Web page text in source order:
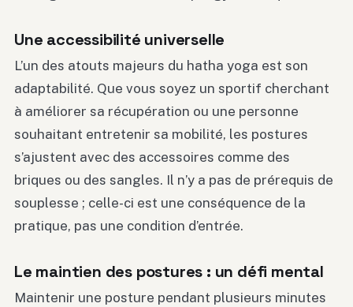
Une accessibilité universelle
L’un des atouts majeurs du hatha yoga est son
adaptabilité. Que vous soyez un sportif cherchant
à améliorer sa récupération ou une personne
souhaitant entretenir sa mobilité, les postures
s’ajustent avec des accessoires comme des
briques ou des sangles. Il n’y a pas de prérequis de
souplesse ; celle-ci est une conséquence de la
pratique, pas une condition d’entrée.
Le maintien des postures : un défi mental
Maintenir une posture pendant plusieurs minutes